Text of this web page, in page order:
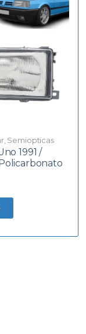
,Semiopticas
1991 /